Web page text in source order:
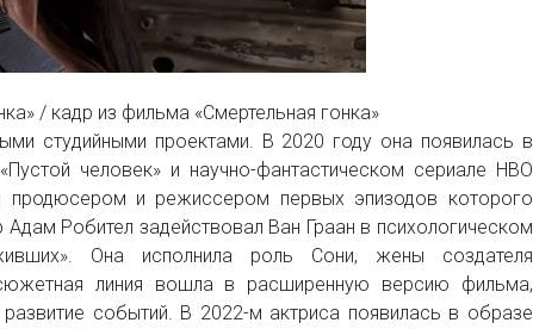
/ кадр из фильма «Смертельная гонка»
студийными проектами. В 2020 году она появилась в
человек» и научно-фантастическом сериале HBO
продюсером и режиссером первых эпизодов которого
Робител задействовал Ван Граан в психологическом
Она исполнила роль Сони, жены создателя
линия вошла в расширенную версию фильма,
событий. В 2022-м актриса появилась в образе